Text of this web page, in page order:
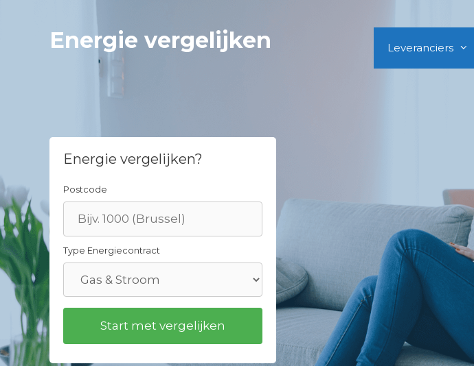
Energie vergelijken Leveranciers
Energie vergelijken?
Postcode
Type Energiecontract